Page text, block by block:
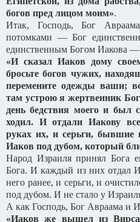
богов пред лицом моим».
Итак, Господь, Бог
потомками — Бог
единственным Богом Иакова —
«И сказал Иаков дому
бросьте богов чужих,
перемените одежды ваши;
там устрою я жертвенник
день бедствия моего и
ходил. И отдали Иакову
руках их, и серьги,
Иаков под дубом, который
Народ Израиля принял Бога
Бога. И каждый из них отдал
него ранее, и серьги, и
под дубом. И не стало у
А как Господь, Бог Авраама и
«Иаков же вышел из